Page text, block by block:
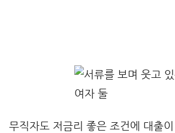
무직자도 저금리 좋은 조건에 대출